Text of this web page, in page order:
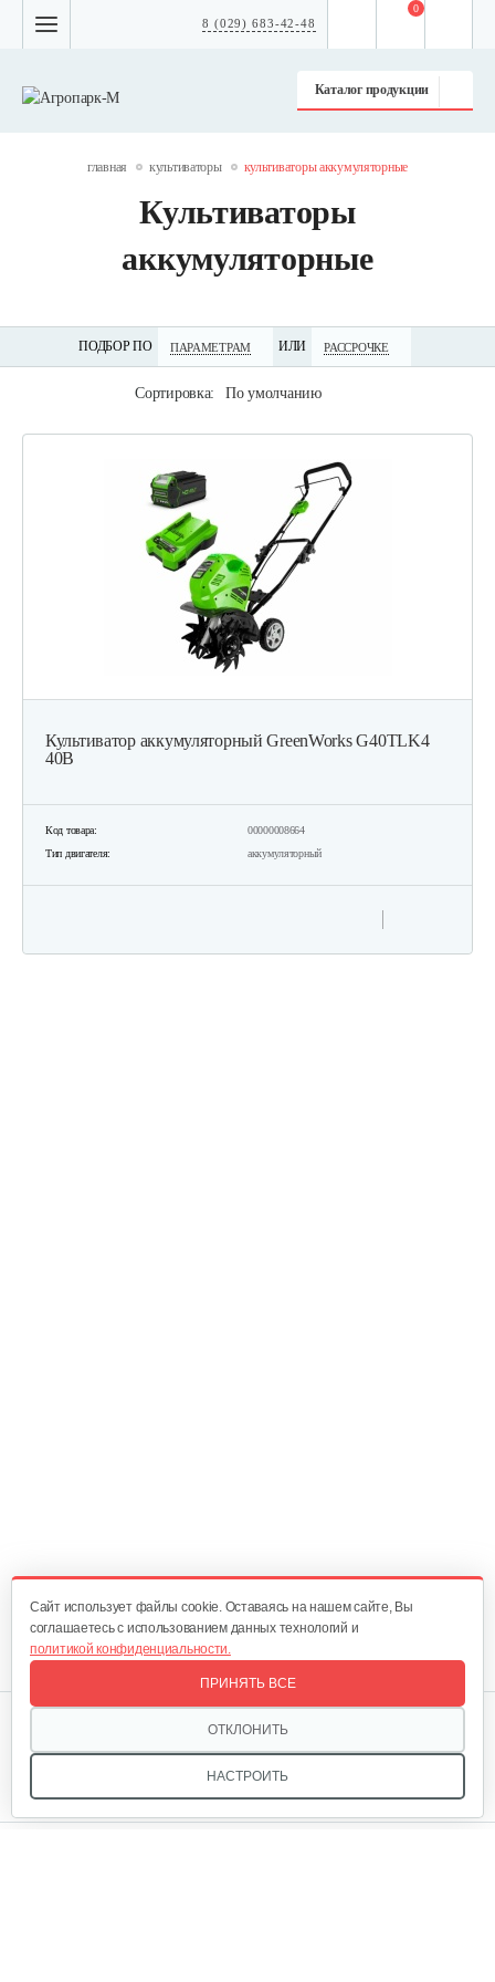
8 (029) 683-42-48
Каталог продукции
0
главная культиваторы культиваторы аккумуляторные
Культиваторы
аккумуляторные
ПОДБОР ПО ПАРАМЕТРАМ ИЛИ РАССРОЧКЕ
Сортировка: По умолчанию
Культиватор аккумуляторный GreenWorks G40TLK4
40В
Код товара:
00000008664
Тип двигателя:
аккумуляторный
Cайт использует файлы cookie. Оставаясь на нашем сайте, Вы
соглашаетесь с использованием данных технологий и
политикой конфиденциальности.
НАСТРОИТЬ
ОТКЛОНИТЬ
ПРИНЯТЬ ВСЕ